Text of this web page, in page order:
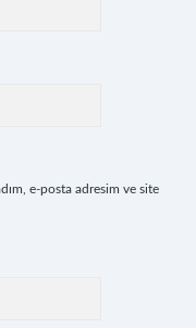
e-posta adresim ve site